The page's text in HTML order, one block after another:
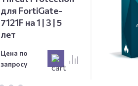
для FortiGate-
7121F на 1 | 3 | 5
лет
Цена по
запросу